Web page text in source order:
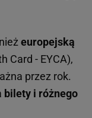
europejską
Card - EYCA),
przez rok.
bilety i różnego